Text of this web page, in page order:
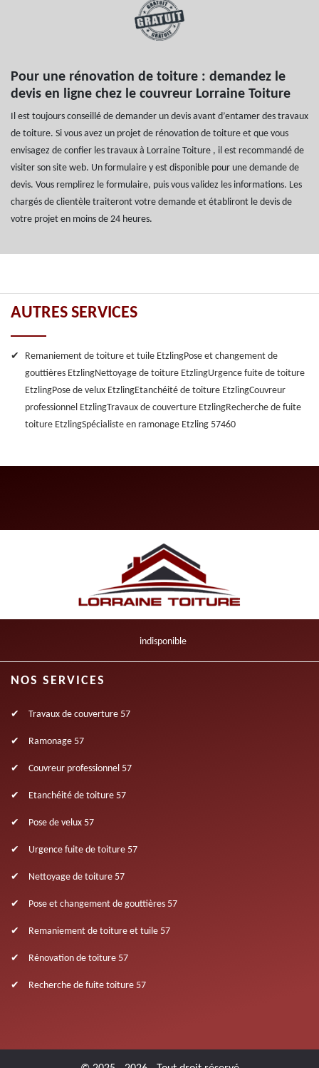
Pour une rénovation de toiture : demandez le
devis en ligne chez le couvreur Lorraine Toiture
Il est toujours conseillé de demander un devis avant d’entamer des travaux
de toiture. Si vous avez un projet de rénovation de toiture et que vous
envisagez de confier les travaux à Lorraine Toiture , il est recommandé de
visiter son site web. Un formulaire y est disponible pour une demande de
devis. Vous remplirez le formulaire, puis vous validez les informations. Les
chargés de clientèle traiteront votre demande et établiront le devis de
votre projet en moins de 24 heures.
AUTRES SERVICES
Remaniement de toiture et tuile EtzlingPose et changement de
gouttières EtzlingNettoyage de toiture EtzlingUrgence fuite de toiture
EtzlingPose de velux EtzlingEtanchéité de toiture EtzlingCouvreur
professionnel EtzlingTravaux de couverture EtzlingRecherche de fuite
toiture EtzlingSpécialiste en ramonage Etzling 57460
indisponible
NOS SERVICES
Travaux de couverture 57
Ramonage 57
Couvreur professionnel 57
Etanchéité de toiture 57
Pose de velux 57
Urgence fuite de toiture 57
Nettoyage de toiture 57
Pose et changement de gouttières 57
Remaniement de toiture et tuile 57
Rénovation de toiture 57
Recherche de fuite toiture 57